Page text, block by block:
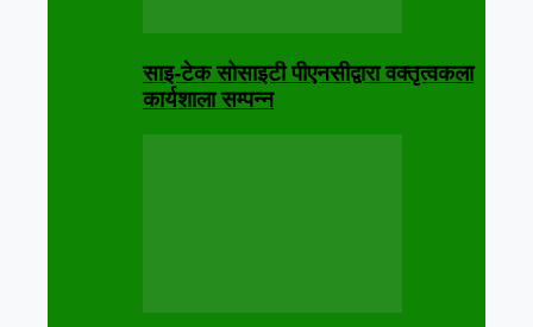
साइ-टेक सोसाइटी पीएनसीद्वारा वक्तृत्वकला
कार्यशाला सम्पन्न